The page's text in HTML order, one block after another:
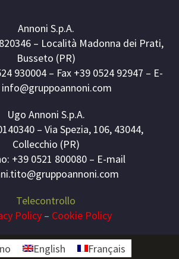
Annoni S.p.A.
– Località Madonna dei Prati,
Busseto (PR)
930004 – Fax +39 0524 92947 – E-
Ugo Annoni S.p.A.
– Via Spezia, 106, 43044,
Collecchio (PR)
+39 0521 800080 – E-mail
Telecontrollo
Policy– Cookie Policy
English Français